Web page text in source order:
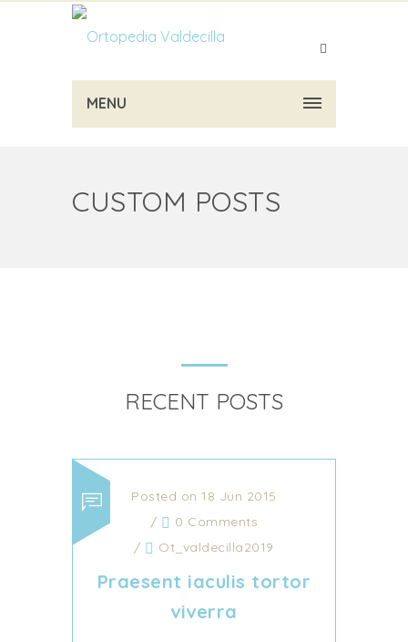
MENU
CUSTOM POSTS
RECENT POSTS
Posted on 18 Jun 2015
/
0 Comments
/
Ot_valdecilla2019
Praesent iaculis tortor
viverra